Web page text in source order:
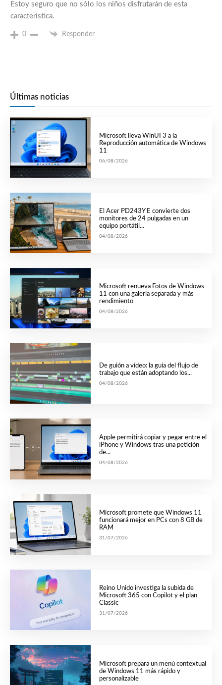
Estoy seguro que no sólo los niños disfrutarán de esta
característica.
0 Responder
Últimas noticias
Microsoft lleva WinUI 3 a la
Reproducción automática de Windows
11
06/08/2026
El Acer PD243Y E convierte dos
monitores de 24 pulgadas en un
equipo portátil...
04/08/2026
Microsoft renueva Fotos de Windows
11 con una galería separada y más
rendimiento
04/08/2026
De guión a vídeo: la guía del flujo de
trabajo que están adoptando los...
04/08/2026
Apple permitirá copiar y pegar entre el
iPhone y Windows tras una petición
de...
04/08/2026
Microsoft promete que Windows 11
funcionará mejor en PCs con 8 GB de
RAM
31/07/2026
Reino Unido investiga la subida de
Microsoft 365 con Copilot y el plan
Classic
31/07/2026
Microsoft prepara un menú contextual
de Windows 11 más rápido y
personalizable